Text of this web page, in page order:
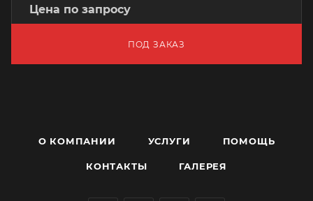
Цена по запросу
ПОД ЗАКАЗ
О КОМПАНИИ УСЛУГИ ПОМОЩЬ
КОНТАКТЫ ГАЛЕРЕЯ